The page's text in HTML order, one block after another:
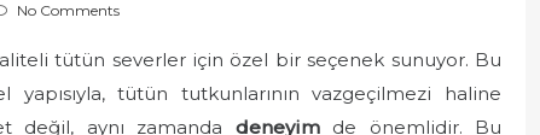
No Comments
tütün severler için özel bir seçenek sunuyor. Bu
tütün tutkunlarının vazgeçilmezi haline
değil, aynı zamanda deneyimde önemlidir. Bu